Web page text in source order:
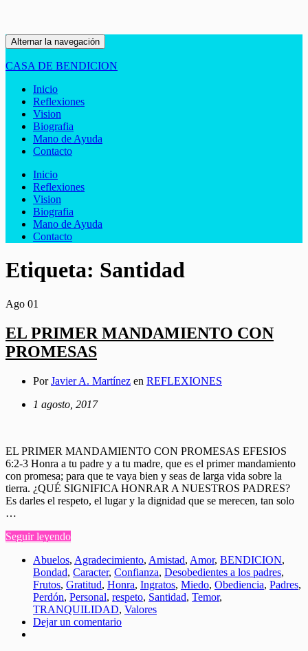
Alternar la navegación
CASA DE BENDICION
Inicio
Reflexiones
Vision
Biografia
Mano de Ayuda
Contacto
Inicio
Reflexiones
Vision
Biografia
Mano de Ayuda
Contacto
Etiqueta: Santidad
Ago 01
EL PRIMER MANDAMIENTO CON
PROMESAS
PorJavier A. Martínez en REFLEXIONES
1 agosto, 2017
EL PRIMER MANDAMIENTO CON PROMESAS EFESIOS
6:2-3 Honra a tu padre y a tu madre, que es el primer mandamiento
con promesa; para que te vaya bien y seas de larga vida sobre la
tierra. ¿QUÉ SIGNIFICA HONRAR A NUESTROS PADRES?
Es darles el respeto, el lugar y la dignidad que se merecen, tan solo
…
Seguir leyendo
Abuelos, Agradecimiento, Amistad, Amor, BENDICION,
Bondad, Caracter, Confianza, Desobedientes a los padres,
Frutos, Gratitud, Honra, Ingratos, Miedo, Obediencia, Padres,
Perdón, Personal, respeto, Santidad, Temor,
TRANQUILIDAD, Valores
Dejar un comentario